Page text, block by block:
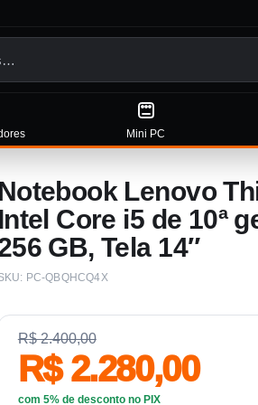
Mini PC
Notebook Lenovo
Intel Core i5 de 10ª
GB, Tela 14″
PC-QBQHCQ4X
R$ 2.400,00
R$ 2.280,00
com 5% de desconto no PIX